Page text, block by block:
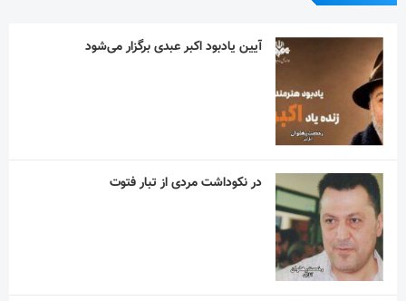
آیین یادبود اکبر عبدی برگزار می‌شود
در نکوداشت مردی از تبار فتوت